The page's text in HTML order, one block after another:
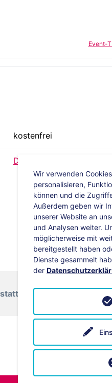
Event-
kostenfrei
Download - Was jeder
Bei technischen
Wir verwenden
personalisieren,
können und die
Außerdem geben wir
unserer Website an
und Analysen weiter.
möglicherweise mit
bereitgestellt haben
Dienste gesammelt
der